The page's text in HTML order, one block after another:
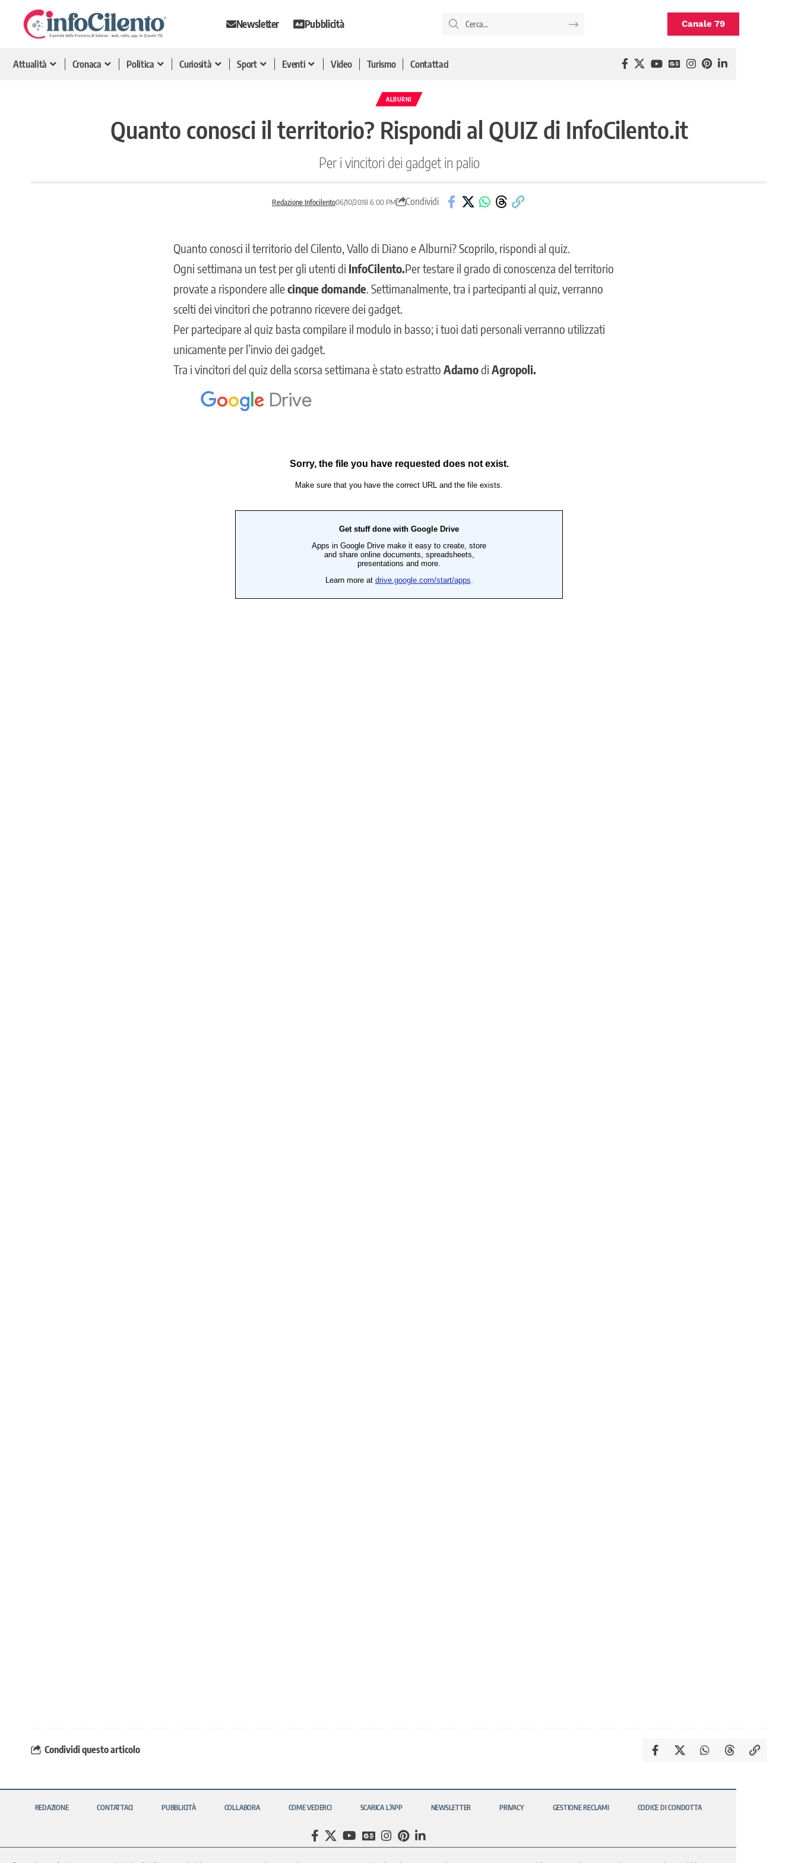
Newsletter Pubblicità Canale 79
Attualità Cronaca Politica Curiosità Sport Eventi Video Turismo Contattaci
ALBURNI
Quanto conosci il territorio? Rispondi al QUIZ di InfoCilento.it
Per i vincitori dei gadget in palio
Redazione Infocilento06/10/2018 6:00 PM Condividi
Quanto conosci il territorio del Cilento, Vallo di Diano e Alburni? Scoprilo, rispondi al quiz.
Ogni settimana un test per gli utenti di InfoCilento.Per testare il grado di conoscenza del territorio
provate a rispondere allecinque domande . Settimanalmente, tra i partecipanti al quiz, verranno
scelti dei vincitori che potranno ricevere dei gadget.
Per partecipare al quiz basta compilare il modulo in basso; i tuoi dati personali verranno utilizzati
unicamente per l’invio dei gadget.
Tra i vincitori del quiz della scorsa settimana è stato estratto Adamodi Agropoli.
Condividi questo articolo
REDAZIONE CONTATTACI PUBBLICITÀ COLLABORA COME VEDERCI SCARICA L’APP NEWSLETTER PRIVACY GESTIONE RECLAMI CODICE DI CONDOTTA